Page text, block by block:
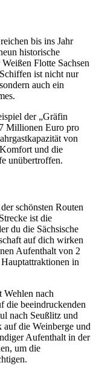
bis ins Jahr
historische
Flotte Sachsen
ist nicht nur
auch ein
der „Gräfin
Millionen Euro pro
von
und die
unübertroffen.
schönsten Routen
ist die
du die Sächsische
auf dich wirken
Aufenthalt von 2
in
nach
die beeindruckenden
nach Seußlitz und
die Weinberge und
Aufenthalt in der
um die